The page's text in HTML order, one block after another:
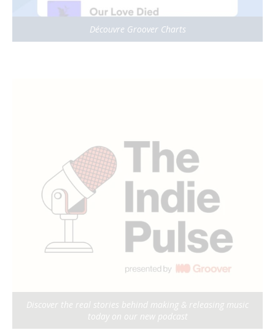
Découvre Groover Charts
Discover the real stories behind making & releasing music
today on our new podcast